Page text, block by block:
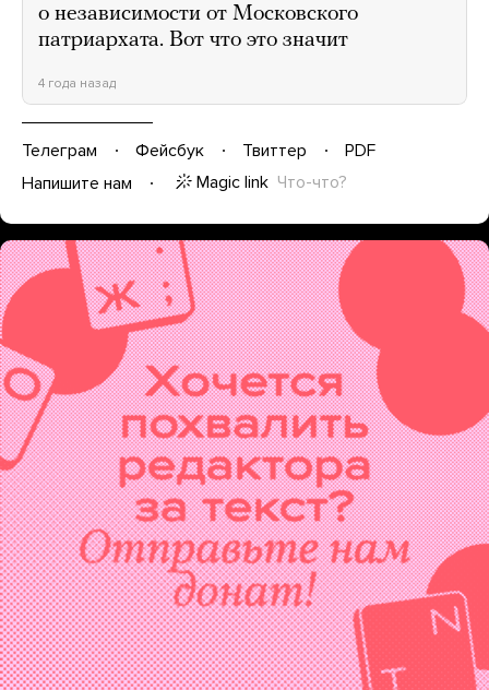
о независимости от Московского
патриархата. Вот что это значит
4 года назад
Телеграм Фейсбук Твиттер
PDF
Напишите нам
Magic link Что-что?